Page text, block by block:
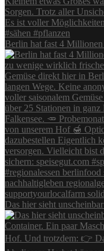
Berlin hat fast 4
Das hier sieht